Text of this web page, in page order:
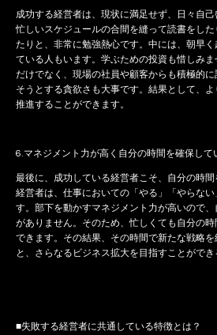
成功する経営者は、現状に満足せず、日々自己
忙しいスケジュールの合間を縫って読書をし
たりと、非常に勉強熱心です。中には、朝早
ている人もいます。学ぶための投資も惜しみ
だけでなく、現場の社員や顧客からも積極的
そうとする貪欲さも大事です。結果として、
推進することができます。
6.マネジメント力が高く自分の時間を確保して
最後に、成功している経営者こそ、自分の時
経営者は、仕事においての「やる」「やらな
す。部下を動かすマネジメント力が高いので
がありません。そのため、忙しくても自分の
できます。その結果、その時間で新たな戦略
と、さらなるビジネス拡大を目指すことができ
■失敗する経営者に共通している特徴とは？